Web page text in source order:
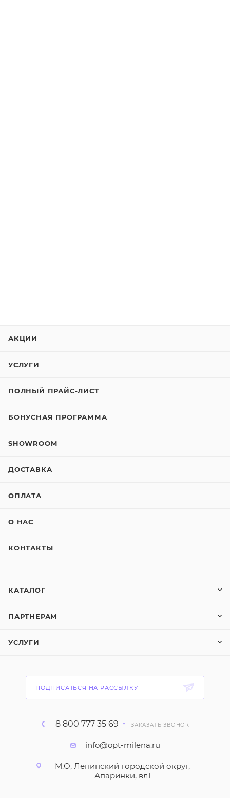
АКЦИИ
УСЛУГИ
ПОЛНЫЙ ПРАЙС-ЛИСТ
БОНУСНАЯ ПРОГРАММА
SHOWROOM
ДОСТАВКА
ОПЛАТА
О НАС
КОНТАКТЫ
КАТАЛОГ
ПАРТНЕРАМ
УСЛУГИ
ПОДПИСАТЬСЯ НА РАССЫЛКУ
8 800 777 35 69 ЗАКАЗАТЬ ЗВОНОК
info@opt-milena.ru
М.О, Ленинский городской округ,
Апаринки, вл1